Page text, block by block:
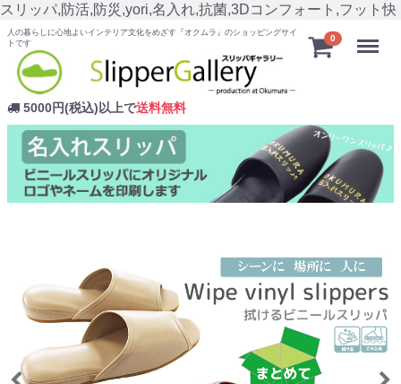
スリッパ,防活,防災,yori,名入れ,抗菌,3Dコンフォート,フット快
人の暮らしに心地よいインテリア文化をめざす『オクムラ』のショッピングサイ
トです
5000円(税込)以上で送料無料
0 Menu